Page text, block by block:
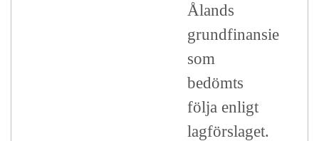
Ålands
grundfinansiering
som
bedömts
följa enligt
lagförslaget.